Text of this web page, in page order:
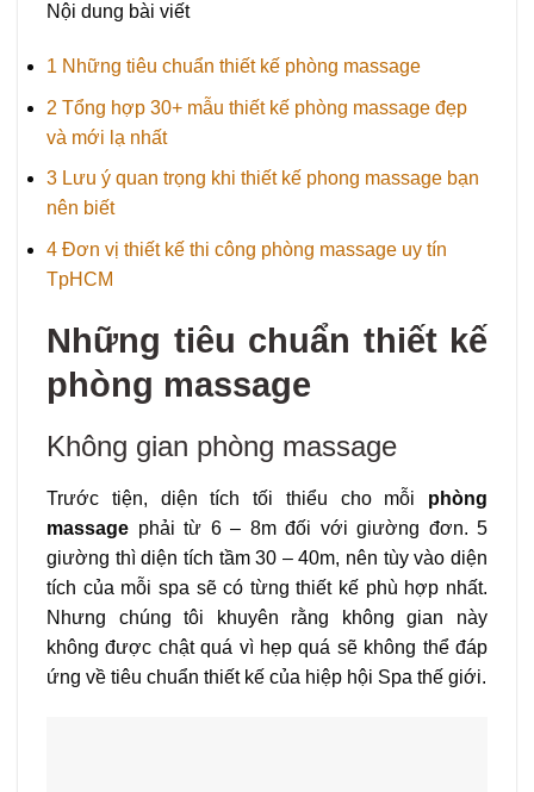
Nội dung bài viết
1 Những tiêu chuẩn thiết kế phòng massage
2 Tổng hợp 30+ mẫu thiết kế phòng massage đẹp
và mới lạ nhất
3 Lưu ý quan trọng khi thiết kế phong massage bạn
nên biết
4 Đơn vị thiết kế thi công phòng massage uy tín
TpHCM
Những tiêu chuẩn thiết kế
phòng massage
Không gian phòng massage
Trước tiện, diện tích tối thiểu cho mỗi phòng
massage phải từ 6 – 8m đối với giường đơn. 5
giường thì diện tích tầm 30 – 40m, nên tùy vào diện
tích của mỗi spa sẽ có từng thiết kế phù hợp nhất.
Nhưng chúng tôi khuyên rằng không gian này
không được chật quá vì hẹp quá sẽ không thể đáp
ứng về tiêu chuẩn thiết kế của hiệp hội Spa thế giới.